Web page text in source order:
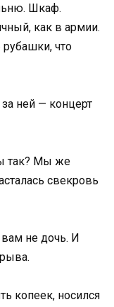
Шкаф.
как в армии.
что
ней — концерт
так? Мы же
свекровь
не дочь. И
копеек, носился